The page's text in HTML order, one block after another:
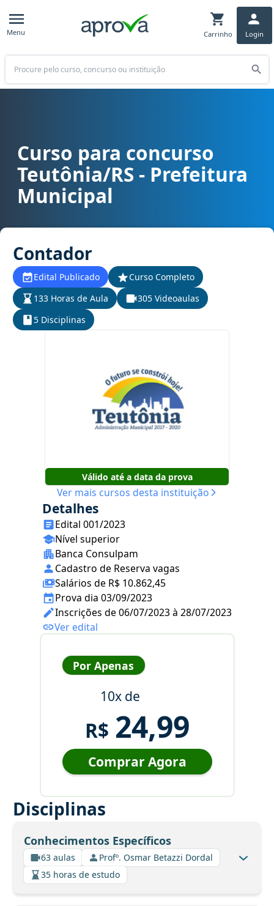
Menu Carrinho Login
Buscar
Curso para concurso Teutônia/RS - Prefeitura Municipal cargo
Curso para concurso
Teutônia/RS - Prefeitura
Municipal
Contador
Edital Publicado
Curso Completo
133 Horas de Aula
305 Videoaulas
5 Disciplinas
Válido até a data da prova
Ver mais cursos desta instituição
Detalhes
Edital 001/2023
Nível superior
Banca Consulpam
Cadastro de Reserva vagas
Salários de R$ 10.862,45
Prova dia 03/09/2023
Inscrições de 06/07/2023 à 28/07/2023
Ver edital
Por Apenas
10x de
R$ 24,99
Comprar Agora
Disciplinas
Conhecimentos Específicos
63 aulas
Profº. Osmar Betazzi Dordal
35 horas de estudo